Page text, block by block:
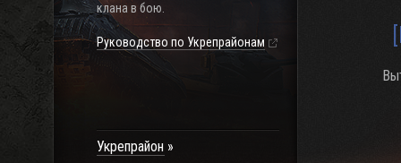
клана в бою.
Руководство по Укрепрайонам
Укрепрайон